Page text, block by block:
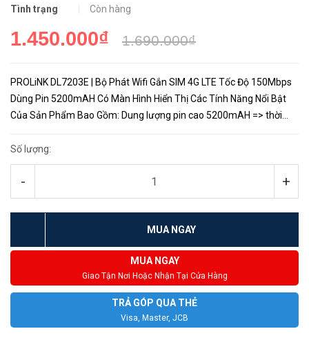
Tình trạng
Còn hàng
1.450.000₫ 1.690.000₫
PROLiNK DL7203E | Bộ Phát Wifi Gắn SIM 4G LTE Tốc Độ 150Mbps
Dùng Pin 5200mAH Có Màn Hình Hiển Thị Các Tính Năng Nổi Bật
Của Sản Phẩm Bao Gồm: Dung lượng pin cao 5200mAH => thời
Số lượng:
- +
MUA NGAY
MUA NGAY
Giao Tận Nơi Hoặc Nhận Tại Cửa Hàng
TRẢ GÓP QUA THẺ
Visa, Master, JCB